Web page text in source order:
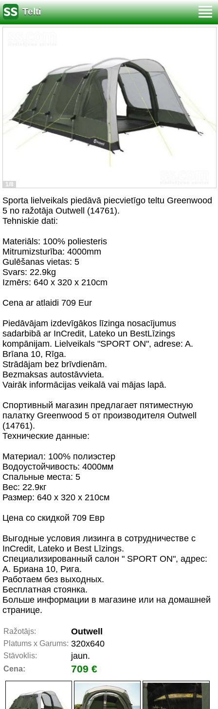
Telti
1/8
Sporta lielveikals piedāvā piecvietīgo teltu Greenwood
5 no ražotāja Outwell (14761).
Tehniskie dati:
Materiāls: 100% poliesteris
Mitrumizsturība: 4000mm
Gulēšanas vietas: 5
Svars: 22.9kg
Izmērs: 640 x 320 x 210cm
Cena ar atlaidi 709 Eur
Piedāvājam izdevīgākos līzinga nosacījumus
sadarbibā ar InCredit, Lateko un BestLīzings
kompānijam. Lielveikals "SPORT ON", adrese: A.
Brīana 10, Rīga.
Strādājam bez brīvdienām.
Bezmaksas autostāvvieta.
Vairāk informācijas veikalā vai mājas lapā.
Спортивный магазин предлагает пятиместную
палатку Greenwood 5 от производителя Outwell
(14761).
Технические данные:
Материал: 100% полиэстер
Водоустойчивость: 4000мм
Спальные места: 5
Вес: 22.9кг
Размер: 640 x 320 x 210см
Цена со скидкой 709 Евр
Выгодные условия лизинга в сотрудничестве с
InCredit, Lateko и Best Līzings.
Специализированный салон " SPORT ON", адрес:
А. Бриана 10, Рига.
Работаем без выходных.
Бесплатная стоянка.
Больше информации в магазине или на домашней
странице.
Ražotājs: Outwell
Platums x Garums: 320x640
Stāvoklis: jaun.
Cena: 709 €